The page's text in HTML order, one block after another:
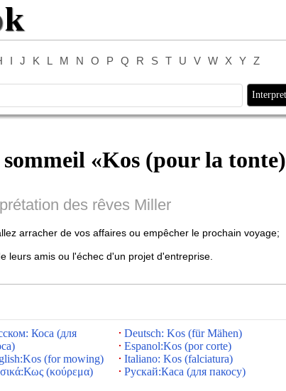
I J K L M N O P Q R S T U V W X Y Z
«Kos (pour la tonte)
des rêves Miller
arracher de vos affaires ou empêcher le prochain voyage;
leurs amis ou l'échec d'un projet d'entreprise.
Коса (для
Deutsch: Kos (für Mähen)
Espanol:Kos (por corte)
(for mowing)
Italiano: Kos (falciatura)
(κούρεμα)
Рускай:Каса (для пакосу)